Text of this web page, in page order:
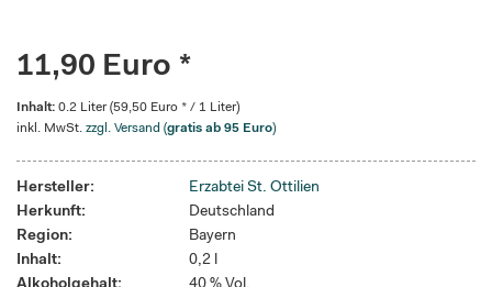
11,90 Euro *
Inhalt: 0.2 Liter (59,50 Euro * / 1 Liter)
inkl. MwSt. zzgl. Versand (gratis ab 95 Euro)
Hersteller:
Erzabtei St. Ottilien
Herkunft:
Deutschland
Region:
Bayern
Inhalt:
0,2 l